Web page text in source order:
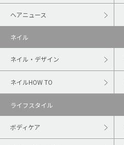
ヘアニュース
ネイル
ネイル・デザイン
ネイルHOW TO
ライフスタイル
ボディケア